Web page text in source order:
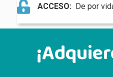
ACCESO: De por